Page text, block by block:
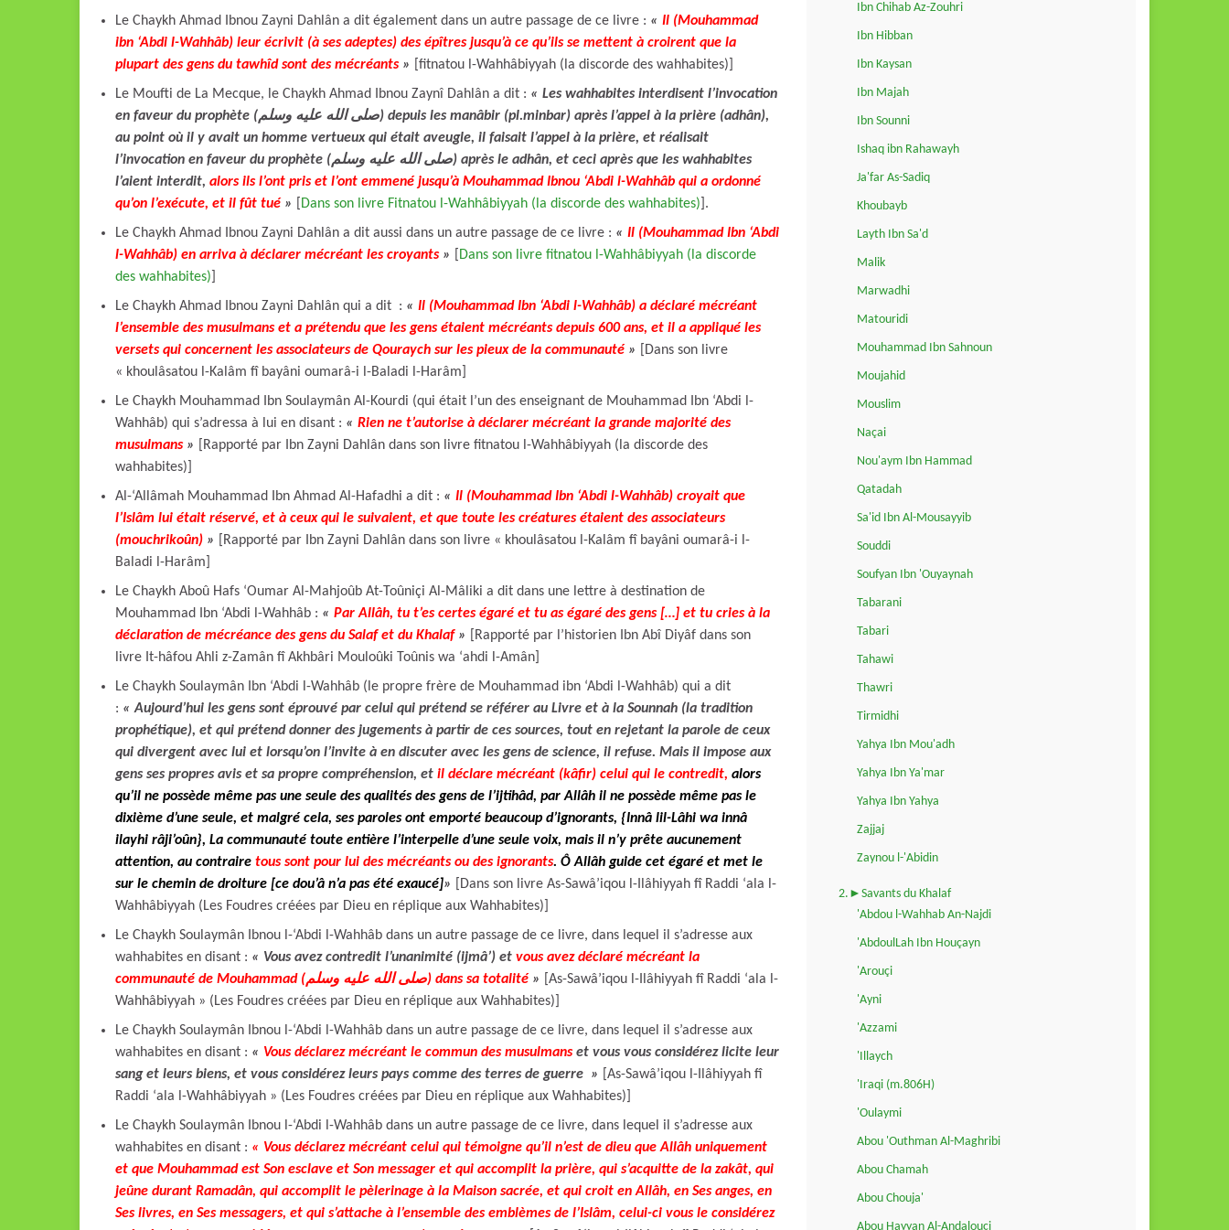
Le Chaykh Ahmad Ibnou Zayni Dahlân a dit également dans un autre passage de ce livre : « Il (Mouhammad
ibn ‘Abdi l-Wahhâb) leur écrivit (à ses adeptes) des épîtres jusqu’à ce qu’ils se mettent à croirent que la
plupart des gens du tawhîd sont des mécréants »
[fitnatou l-Wahhâbiyyah (la discorde des wahhabites)]
Le Moufti de La Mecque, le Chaykh Ahmad Ibnou Zaynî Dahlân a dit : « Les wahhabites interdisent l’invocation
en faveur du prophète (صلى الله عليه وسلم) depuis les manâbir (pl.minbar) après l’appel à la prière (adhân),
au point où il y avait un homme vertueux qui était aveugle, il faisait l’appel à la prière, et réalisait
l’invocation en faveur du prophète (صلى الله عليه وسلم) après le adhân, et ceci après que les wahhabites
l’aient interdit, alors ils l’ont pris et l’ont emmené jusqu’à Mouhammad Ibnou ‘Abdi l-Wahhâb qui a ordonné
qu’on l’exécute, et il fût tué » Dans son livre Fitnatou l-Wahhâbiyyah (la discorde des wahhabites) ].
Le Chaykh Ahmad Ibnou Zayni Dahlân a dit aussi dans un autre passage de ce livre : « Il (Mouhammad Ibn ‘Abdi
l-Wahhâb) en arriva à déclarer mécréant les croyants »
Dans son livre fitnatou l-Wahhâbiyyah (la discorde
des wahhabites)
Le Chaykh Ahmad Ibnou Zayni Dahlân qui a dit : « Il (Mouhammad Ibn ‘Abdi l-Wahhâb) a déclaré mécréant
l’ensemble des musulmans et a prétendu que les gens étaient mécréants depuis 600 ans, et il a appliqué les
versets qui concernent les associateurs de Qouraych sur les pieux de la communauté »
[Dans son livre
« khoulâsatou l-Kalâm fî bayâni oumarâ-i l-Baladi l-Harâm]
Le Chaykh Mouhammad Ibn Soulaymân Al-Kourdi (qui était l’un des enseignant de Mouhammad Ibn ‘Abdi l-
Wahhâb) qui s’adressa à lui en disant : « Rien ne t’autorise à déclarer mécréant la grande majorité des
musulmans »
[Rapporté par Ibn Zayni Dahlân dans son livre fitnatou l-Wahhâbiyyah (la discorde des
wahhabites)]
Al-‘Allâmah Mouhammad Ibn Ahmad Al-Hafadhi a dit : « Il (Mouhammad Ibn ‘Abdi l-Wahhâb) croyait que
l’Islâm lui était réservé, et à ceux qui le suivaient, et que toute les créatures étaient des associateurs
(mouchrikoûn) »
[Rapporté par Ibn Zayni Dahlân dans son livre « khoulâsatou l-Kalâm fî bayâni oumarâ-i l-
Baladi l-Harâm]
Le Chaykh Aboû Hafs ‘Oumar Al-Mahjoûb At-Toûniçi Al-Mâliki a dit dans une lettre à destination de
Mouhammad Ibn ‘Abdi l-Wahhâb : « Par Allâh, tu t’es certes égaré et tu as égaré des gens […] et tu cries à la
déclaration de mécréance des gens du Salaf et du Khalaf »
[Rapporté par l’historien Ibn Abî Diyâf dans son
livre It-hâfou Ahli z-Zamân fî Akhbâri Mouloûki Toûnis wa ‘ahdi l-Amân]
Le Chaykh Soulaymân Ibn ‘Abdi l-Wahhâb (le propre frère de Mouhammad ibn ‘Abdi l-Wahhâb) qui a dit
: « Aujourd’hui les gens sont éprouvé par celui qui prétend se référer au Livre et à la Sounnah (la tradition
prophétique), et qui prétend donner des jugements à partir de ces sources, tout en rejetant la parole de ceux
qui divergent avec lui et lorsqu’on l’invite à en discuter avec les gens de science, il refuse. Mais il impose aux
gens ses propres avis et sa propre compréhension, et il déclare mécréant (kâfir) celui qui le contredit, alors
qu’il ne possède même pas une seule des qualités des gens de l’ijtihâd, par Allâh il ne possède même pas le
dixième d’une seule, et malgré cela, ses paroles ont emporté beaucoup d’ignorants, {Innâ lil-Lâhi wa innâ
ilayhi râji’oûn}, La communauté toute entière l’interpelle d’une seule voix, mais il n’y prête aucunement
attention, au contraire tous sont pour lui des mécréants ou des ignorants. Ô Allâh guide cet égaré et met le
sur le chemin de droiture [ce dou’â n’a pas été exaucé]»
[Dans son livre As-Sawâ’iqou l-Ilâhiyyah fî Raddi ‘ala l-
Wahhâbiyyah (Les Foudres créées par Dieu en réplique aux Wahhabites)]
Le Chaykh Soulaymân Ibnou l-‘Abdi l-Wahhâb dans un autre passage de ce livre, dans lequel il s’adresse aux
wahhabites en disant : « Vous avez contredit l’unanimité (ijmâ’) et vous avez déclaré mécréant la
communauté de Mouhammad (صلى الله عليه وسلم) dans sa totalité »
[As-Sawâ’iqou l-Ilâhiyyah fî Raddi ‘ala l-
Wahhâbiyyah » (Les Foudres créées par Dieu en réplique aux Wahhabites)]
Le Chaykh Soulaymân Ibnou l-‘Abdi l-Wahhâb dans un autre passage de ce livre, dans lequel il s’adresse aux
wahhabites en disant : « Vous déclarez mécréant le commun des musulmanset vous vous considérez licite leur
sang et leurs biens, et vous considérez leurs pays comme des terres de guerre »
[As-Sawâ’iqou l-Ilâhiyyah fî
Raddi ‘ala l-Wahhâbiyyah » (Les Foudres créées par Dieu en réplique aux Wahhabites)]
Le Chaykh Soulaymân Ibnou l-‘Abdi l-Wahhâb dans un autre passage de ce livre, dans lequel il s’adresse aux
wahhabites en disant : « Vous déclarez mécréant celui qui témoigne qu’il n’est de dieu que Allâh uniquement
et que Mouhammad est Son esclave et Son messager et qui accomplit la prière, qui s’acquitte de la zakât, qui
jeûne durant Ramadân, qui accomplit le pèlerinage à la Maison sacrée, et qui croit en Allâh, en Ses anges, en
Ses livres, en Ses messagers, et qui s’attache à l’ensemble des emblèmes de l’Islâm, celui-ci vous le considérez
Ibn Chihab Az-Zouhri
Ibn Hibban
Ibn Kaysan
Ibn Majah
Ibn Sounni
Ishaq ibn Rahawayh
Ja'far As-Sadiq
Khoubayb
Layth Ibn Sa'd
Malik
Marwadhi
Matouridi
Mouhammad Ibn Sahnoun
Moujahid
Mouslim
Naçai
Nou'aym Ibn Hammad
Qatadah
Sa'id Ibn Al-Mousayyib
Souddi
Soufyan Ibn 'Ouyaynah
Tabarani
Tabari
Tahawi
Thawri
Tirmidhi
Yahya Ibn Mou'adh
Yahya Ibn Ya'mar
Yahya Ibn Yahya
Zajjaj
Zaynou l-'Abidin
2.►Savants du Khalaf
'Abdou l-Wahhab An-Najdi
'AbdoulLah Ibn Houçayn
'Arouçi
'Ayni
'Azzami
'Illaych
'Iraqi (m.806H)
'Oulaymi
Abou 'Outhman Al-Maghribi
Abou Chamah
Abou Chouja'
Abou Hayyan Al-Andalouçi